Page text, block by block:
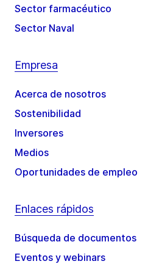
Sector farmacéutico
Sector Naval
Empresa
Acerca de nosotros
Sostenibilidad
Inversores
Medios
Oportunidades de empleo
Enlaces rápidos
Búsqueda de documentos
Eventos y webinars